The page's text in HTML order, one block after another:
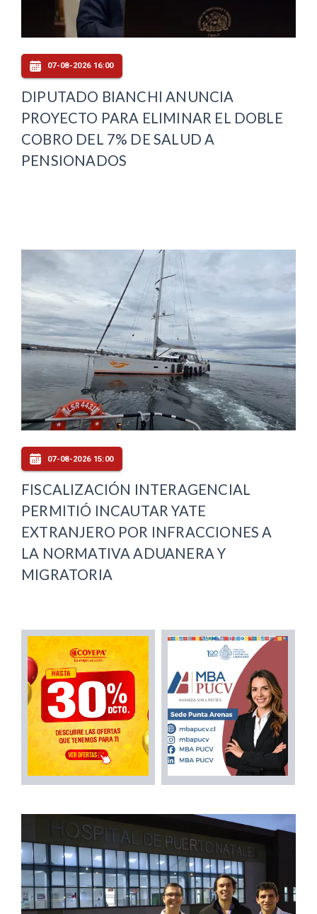
07-08-2026 16:00
DIPUTADO BIANCHI ANUNCIA
PROYECTO PARA ELIMINAR EL DOBLE
COBRO DEL 7% DE SALUD A
PENSIONADOS
07-08-2026 15:00
FISCALIZACIÓN INTERAGENCIAL
PERMITIÓ INCAUTAR YATE
EXTRANJERO POR INFRACCIONES A
LA NORMATIVA ADUANERA Y
MIGRATORIA